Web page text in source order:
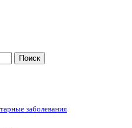
заболевания